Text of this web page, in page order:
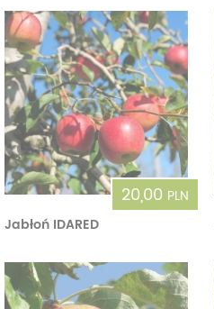
20,00 PLN
Jabłoń IDARED